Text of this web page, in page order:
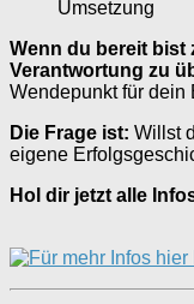
Umsetzung
Wenn du bereit bist
Verantwortung zu
Wendepunkt für dein
Die Frage ist: Willst
eigene
Hol dir jetzt alle